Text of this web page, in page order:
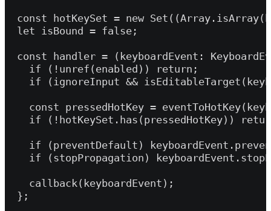
const hotKeySet = new
  let isBound = false;
const handler = (keyboardEvent:
    if (!unref(enabled)) return;
if (ignoreInput &&
const pressedHotKey =
if (!hotKeySet.has(pressedHotKey))
if (preventDefault)
if (stopPropagation)
    callback(keyboardEvent);
  };